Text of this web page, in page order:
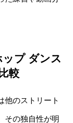
プ ダンス
較
他のストリート
その独自性が明